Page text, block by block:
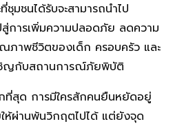
ชุมชนได้รับจะสามารถนำไป
สู่การเพิ่มความปลอดภัย ลดความ
ภาพชีวิตของเด็ก ครอบครัว และ
ชิญกับสถานการณ์ภัยพิบัติ
กที่สุด การมีใครสักคนยืนหยัดอยู่
ห้ผ่านพ้นวิกฤตไปได้ แต่ยังจุด